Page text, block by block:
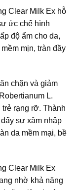
Clear Milk Ex hỗ
ức chế hình
độ ẩm cho da,
mịn, tràn đầy
chặn và giảm
L.
rạng rỡ. Thành
sự xâm nhập
da mềm mại, bề
Clear Milk Ex
nhờ khả năng